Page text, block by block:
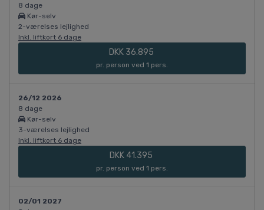
8 dage
Kør-selv
2-værelses lejlighed
Inkl. liftkort 6 dage
DKK 36.895
pr. person ved 1 pers.
26/12 2026
8 dage
Kør-selv
3-værelses lejlighed
Inkl. liftkort 6 dage
DKK 41.395
pr. person ved 1 pers.
02/01 2027